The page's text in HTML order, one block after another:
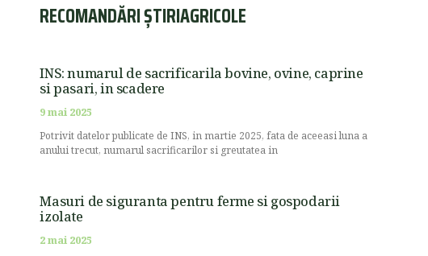
RECOMANDĂRI ȘTIRIAGRICOLE
INS: numarul de sacrificarila bovine, ovine, caprine
si pasari, in scadere
9 mai 2025
Potrivit datelor publicate de INS, in martie 2025, fata de aceeasi luna a
anului trecut, numarul sacrificarilor si greutatea in
Masuri de siguranta pentru ferme si gospodarii
izolate
2 mai 2025